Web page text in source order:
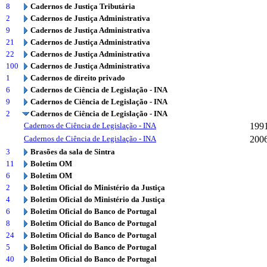
8
Cadernos de Justiça Tributária
2
Cadernos de Justiça Administrativa
9
Cadernos de Justiça Administrativa
21
Cadernos de Justiça Administrativa
22
Cadernos de Justiça Administrativa
100
Cadernos de Justiça Administrativa
1
Cadernos de direito privado
6
Cadernos de Ciência de Legislação - INA
9
Cadernos de Ciência de Legislação - INA
2
Cadernos de Ciência de Legislação - INA
Cadernos de Ciência de Legislação - INA
1991
Cadernos de Ciência de Legislação - INA
3
Brasões da sala de Sintra
11
Boletim OM
6
Boletim OM
2
Boletim Oficial do Ministério da Justiça
4
Boletim Oficial do Ministério da Justiça
6
Boletim Oficial do Banco de Portugal
8
Boletim Oficial do Banco de Portugal
24
Boletim Oficial do Banco de Portugal
5
Boletim Oficial do Banco de Portugal
40
Boletim Oficial do Banco de Portugal